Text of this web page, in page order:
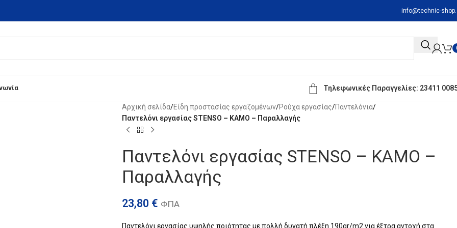
info@technic-
Τηλεφωνικές Παραγγελίες: 23411
Αρχική σελίδα/Είδη προστασίας εργαζομένων/Ρούχα εργασίας/Παντελόνια/
Παντελόνι εργασίας STENSO – KAMO – Παραλλαγής
Παντελόνι εργασίας STENSO – KAMO –
Παραλλαγής
23,80 € ΦΠΑ
Παντελόνι εργασίας υψηλής ποιότητας με πολλή δυνατή πλέξη 190gr/m2 για έξτρα αντοχή στα